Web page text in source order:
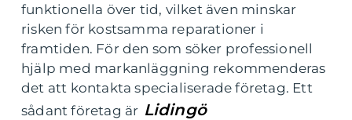
funktionella över tid, vilket även minskar
risken för kostsamma reparationer i
framtiden. För den som söker professionell
hjälp med markanläggning rekommenderas
det att kontakta specialiserade företag. Ett
sådant företag är Lidingö